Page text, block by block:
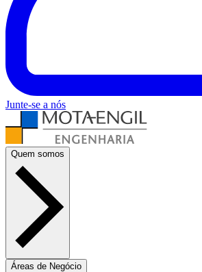
Junte-se a nós
Quem somos
Áreas de Negócio